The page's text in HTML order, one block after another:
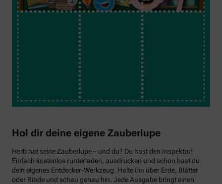
Hol dir deine eigene Zauberlupe
Herb hat seine Zauberlupe – und du? Du hast den Inspektor!
Einfach kostenlos runterladen, ausdrucken und schon hast du
dein eigenes Entdecker-Werkzeug. Halte ihn über Erde, Blätter
oder Rinde und schau genau hin. Jede Ausgabe bringt einen